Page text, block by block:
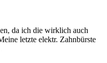
da ich die wirklich auch
letzte elektr. Zahnbürste